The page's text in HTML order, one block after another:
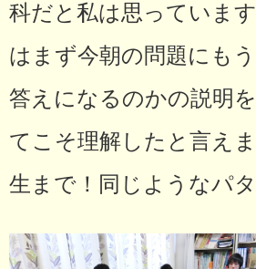
科だと私は思っていま
はまず今朝の問題にも
答えになるのかの説明
てこそ理解したと言え
生まで！同じようなパ